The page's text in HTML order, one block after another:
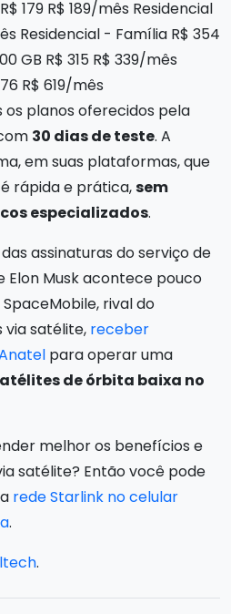
179 R$ 189/mês Residencial
Residencial - Família R$ 354
GB R$ 315 R$ 339/mês
R$ 619/mês
planos oferecidos pela
30 dias de teste. A
em suas plataformas, que
rápida e prática,sem
especializados.
assinaturas do serviço de
Musk acontece pouco
rival do
via satélite, receber
para operar uma
de órbita baixa no
melhor os benefícios e
satélite? Então você pode
rede Starlink no celular
.
.